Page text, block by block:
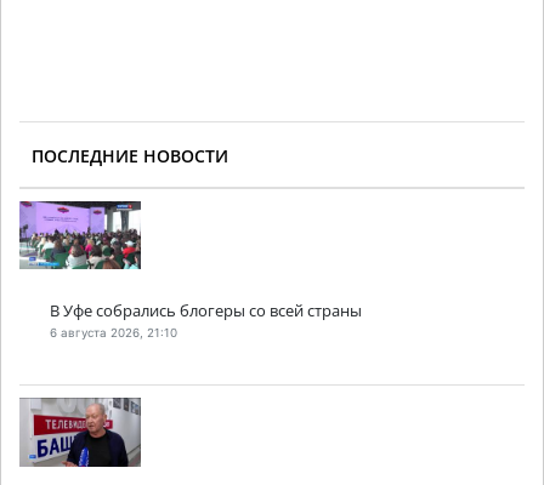
ПОСЛЕДНИЕ НОВОСТИ
В Уфе собрались блогеры со всей страны
6 августа 2026, 21:10